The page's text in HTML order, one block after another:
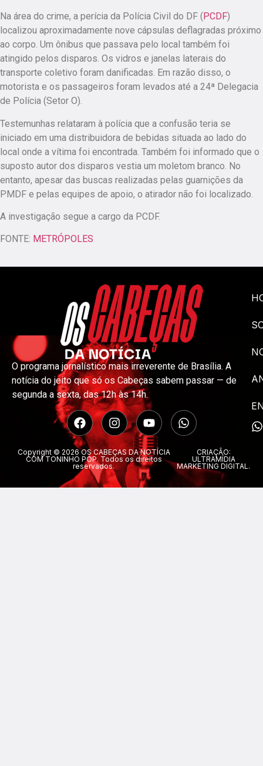
Na área do crime, a perícia da Polícia Civil do DF ( PCDF)
localizou aproximadamente nove cápsulas deflagradas próximo
ao corpo. Um ônibus que passava pelo local também foi
atingido pelos disparos. Os vidros e janelas laterais do
transporte coletivo foram danificadas. Em razão disso, o
motorista e os passageiros foram levados até a 24ª Delegacia
de Polícia (Setor O).
Testemunhas relataram à polícia que a confusão teria se
iniciado em uma distribuidora de bebidas situada ao lado do
local onde a vítima foi encontrada. Também foi informado que o
suposto autor dos disparos vestia um moletom branco. No
entanto, apesar das buscas realizadas pelas guarnições da
PMDF e pelas equipes de apoio, o atirador não foi localizado.
A investigação segue a cargo da PCDF.
FONTE: METRÓPOLES
O programa jornalístico mais irreverente de Brasília. A
notícia do jeito que só os Cabeças sabem passar — de
segunda a sexta, das 12h às 14h.
Copyright © 2026 OS CABEÇAS DA NOTÍCIA
COM TONINHO POP. Todos os direitos
reservados.
CRIAÇÃO:
ULTRAMÍDIA
MARKETING DIGITAL.